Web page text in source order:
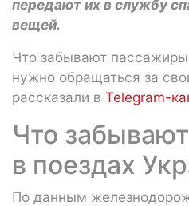
передают их в службу
вещей.
Что забывают пассажиры
нужно обращаться за
рассказали в Telegram-
Что
в поездах
По данным